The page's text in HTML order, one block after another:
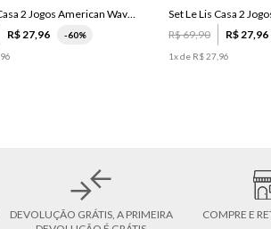
Set Le Lis Casa 2 Jogos American Wave Green
R$27,96 -60%
96
R$69,90 R$27,96
1x de R$27 96
DEVOLUÇÃO GRÁTIS, A PRIMEIRA
COMPRE E